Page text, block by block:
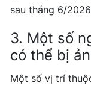
sau tháng 6/
3. Một số
có thể bị
Một số vị trí